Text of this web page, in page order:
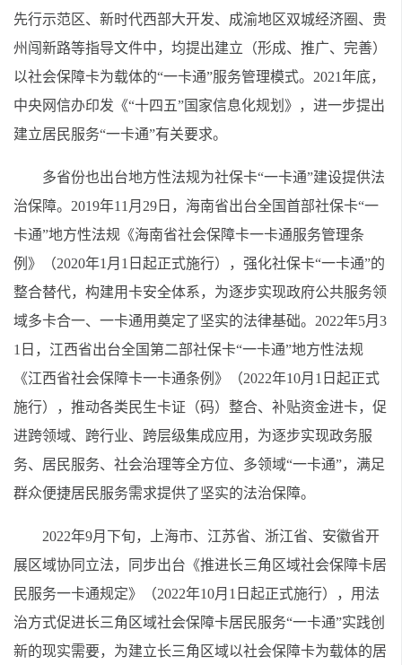
先行示范区、新时代西部大开发、成渝地区双城经济圈、贵
州闯新路等指导文件中，均提出建立（形成、推广、完善）
以社会保障卡为载体的“一卡通”服务管理模式。2021年底，
中央网信办印发《“十四五”国家信息化规划》，进一步提出
建立居民服务“一卡通”有关要求。
多省份也出台地方性法规为社保卡“一卡通”建设提供法
治保障。2019年11月29日，海南省出台全国首部社保卡“一
卡通”地方性法规《海南省社会保障卡一卡通服务管理条
例》（2020年1月1日起正式施行），强化社保卡“一卡通”的
整合替代，构建用卡安全体系，为逐步实现政府公共服务领
域多卡合一、一卡通用奠定了坚实的法律基础。2022年5月3
1日，江西省出台全国第二部社保卡“一卡通”地方性法规
《江西省社会保障卡一卡通条例》（2022年10月1日起正式
施行），推动各类民生卡证（码）整合、补贴资金进卡，促
进跨领域、跨行业、跨层级集成应用，为逐步实现政务服
务、居民服务、社会治理等全方位、多领域“一卡通”，满足
群众便捷居民服务需求提供了坚实的法治保障。
2022年9月下旬，上海市、江苏省、浙江省、安徽省开
展区域协同立法，同步出台《推进长三角区域社会保障卡居
民服务一卡通规定》（2022年10月1日起正式施行），用法
治方式促进长三角区域社会保障卡居民服务“一卡通”实践创
新的现实需要，为建立长三角区域以社会保障卡为载体的居